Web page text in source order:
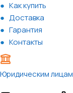
Как купить
Доставка
Гарантия
Контакты
Юридическим лицам